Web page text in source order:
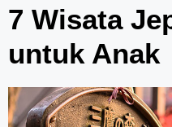
7 Wisata
untuk Anak